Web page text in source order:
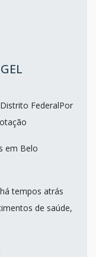
FederalPor
em Belo
tempos atrás
de saúde,